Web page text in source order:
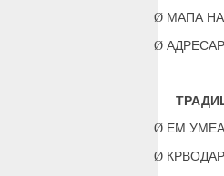
Ø МАПА
Ø
Ø ЕМ
Ø